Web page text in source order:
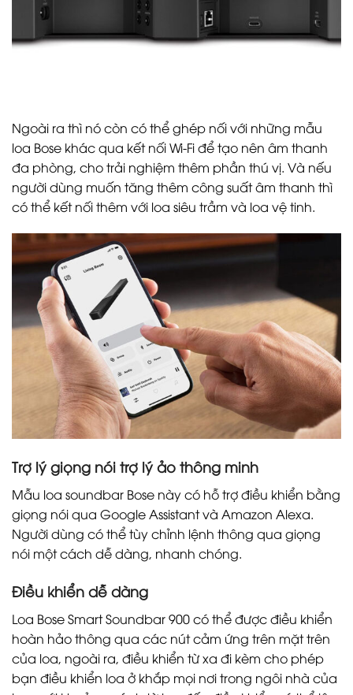
Ngoài ra thì nó còn có thể ghép nối với những mẫu
loa Bose khác qua kết nối Wi-Fi để tạo nên âm thanh
đa phòng, cho trải nghiệm thêm phần thú vị. Và nếu
người dùng muốn tăng thêm công suất âm thanh thì
có thể kết nối thêm với loa siêu trầm và loa vệ tinh.
Trợ lý giọng nói trợ lý ảo thông minh
Mẫu loa soundbar Bose này có hỗ trợ điều khiển bằng
giọng nói qua Google Assistant và Amazon Alexa.
Người dùng có thể tùy chỉnh lệnh thông qua giọng
nói một cách dễ dàng, nhanh chóng.
Điều khiển dễ dàng
Loa Bose Smart Soundbar 900 có thể được điều khiển
hoàn hảo thông qua các nút cảm ứng trên mặt trên
của loa, ngoài ra, điều khiển từ xa đi kèm cho phép
bạn điều khiển loa ở khắp mọi nơi trong ngôi nhà của